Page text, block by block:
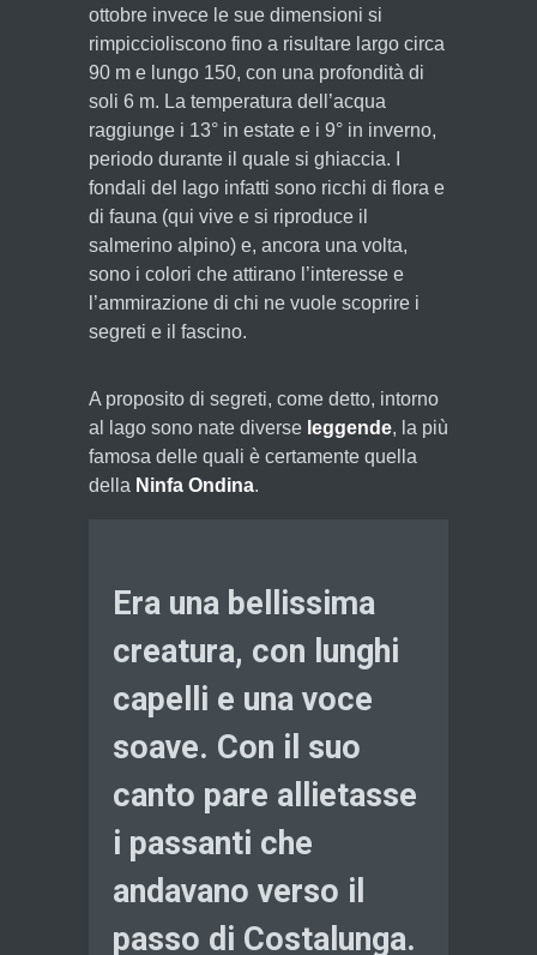
ottobre invece le sue dimensioni si
rimpiccioliscono fino a risultare largo circa
90 m e lungo 150, con una profondità di
soli 6 m. La temperatura dell’acqua
raggiunge i 13° in estate e i 9° in inverno,
periodo durante il quale si ghiaccia. I
fondali del lago infatti sono ricchi di flora e
di fauna (qui vive e si riproduce il
salmerino alpino) e, ancora una volta,
sono i colori che attirano l’interesse e
l’ammirazione di chi ne vuole scoprire i
segreti e il fascino.
A proposito di segreti, come detto, intorno
al lago sono nate diverse leggende, la più
famosa delle quali è certamente quella
della Ninfa Ondina.
Era una bellissima
creatura, con lunghi
capelli e una voce
soave. Con il suo
canto pare allietasse
i passanti che
andavano verso il
passo di Costalunga.